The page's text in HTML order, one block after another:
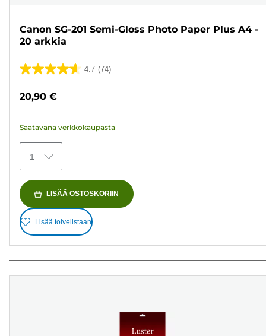
Canon SG-201 Semi-Gloss Photo Paper Plus A4 -
20 arkkia
4.7 (74)
4.7/5
74
20,90 €
Saatavana verkkokaupasta
1
LISÄÄ OSTOSKORIIN
Lisää toivelistaan